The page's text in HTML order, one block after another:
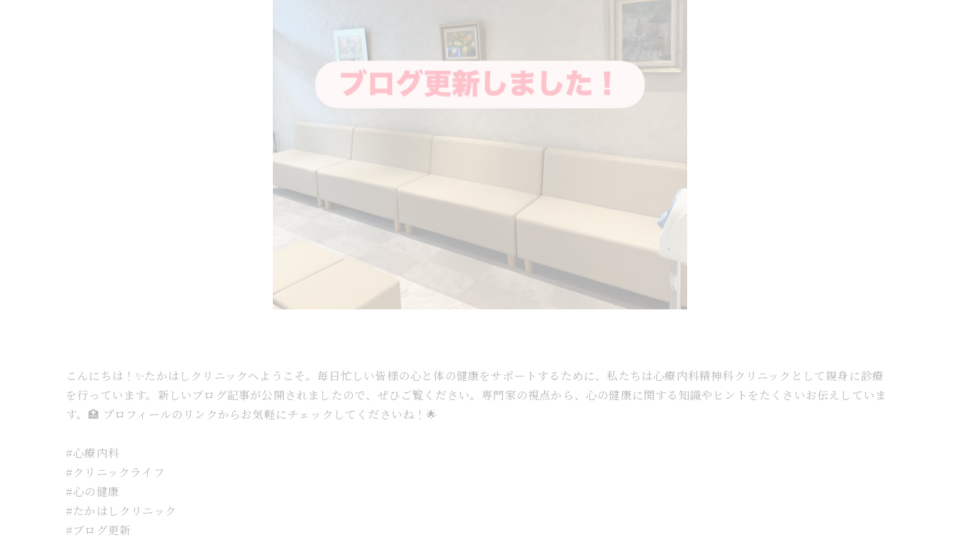
こんにちは！✨たかはしクリニックへようこそ。毎日忙しい皆様の心と体の健康をサポートするために、私たちは心療内科精神科クリニックとして親身に診療
を行っています。新しいブログ記事が公開されましたので、ぜひご覧ください。専門家の視点から、心の健康に関する知識やヒントをたくさいお伝えしていま
す。🏥 プロフィールのリンクからお気軽にチェックしてくださいね！🌟
#心療内科
#クリニックライフ
#心の健康
#たかはしクリニック
#ブログ更新